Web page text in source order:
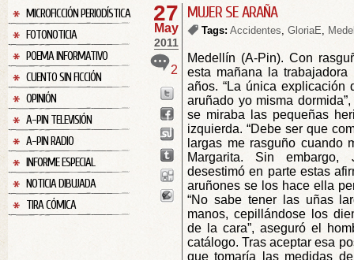
MICROFICCIÓN PERIODÍSTICA
FOTONOTICIA
POEMA INFORMATIVO
CUENTO SIN FICCIÓN
OPINIÓN
A-PIN TELEVISIÓN
A-PIN RADIO
INFORME ESPECIAL
NOTICIA DIBUJADA
TIRA CÓMICA
27
May
2011
2
MUJER SE ARAÑA
Tags: Accidentes, GloriaE,
Medellín (A-Pin). Con
esta mañana la
años. “La única explicación
aruñado yo misma
se miraba las pequeñas
izquierda. “Debe ser que
largas me rasguño cuando
Margarita. Sin embargo,
desestimó en parte estas
aruñones se los hace ella
“No sabe tener las uñas
manos, cepillándose los
de la cara”, aseguró el
catálogo. Tras aceptar esa
que tomaría las medidas